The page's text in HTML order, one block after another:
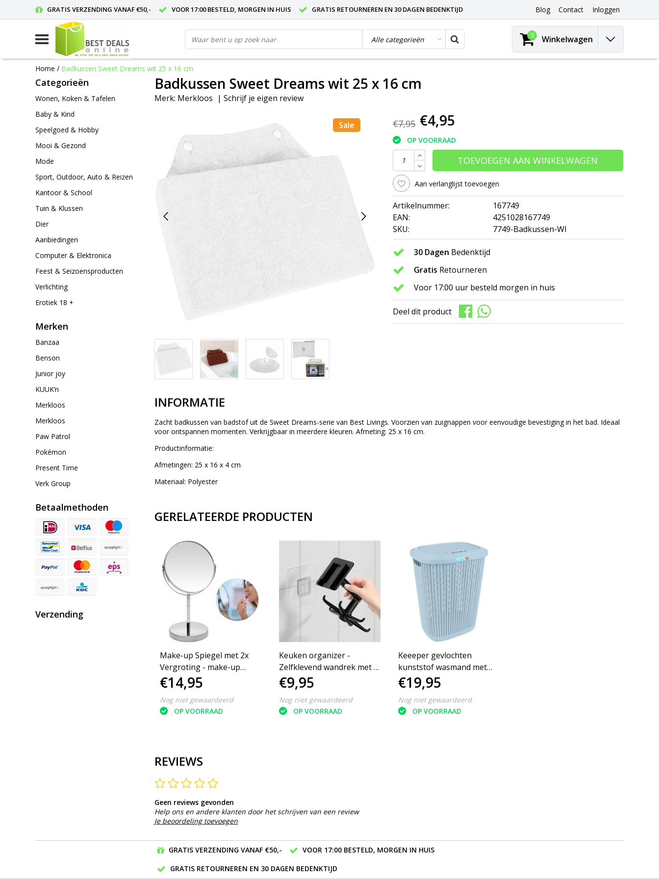
GRATIS VERZENDING VANAF €50,- VOOR 17:00 BESTELD, MORGEN IN HUIS GRATIS RETOURNEREN EN 30 DAGEN BEDENKTIJD Blog Contact Inloggen
0 Winkelwagen
Home / Badkussen Sweet Dreams wit 25 x 16 cm
Categorieën
Wonen, Koken & Tafelen
Baby & Kind
Speelgoed & Hobby
Mooi & Gezond
Mode
Sport, Outdoor, Auto & Reizen
Kantoor & School
Tuin & Klussen
Dier
Aanbiedingen
Computer & Elektronica
Feest & Seizoensproducten
Verlichting
Erotiek 18 +
Merken
Banzaa
Benson
Junior joy
KUUK’n
Merkloos
Merkloos
Paw Patrol
Pokémon
Present Time
Verk Group
Betaalmethoden
Verzending
Badkussen Sweet Dreams wit 25 x 16 cm
Merk: Merkloos | Schrijf je eigen review
Sale €7,95 €4,95
OP VOORRAAD
TOEVOEGEN AAN WINKELWAGEN
Aan verlanglijst toevoegen
Artikelnummer:
167749
EAN:
4251028167749
SKU:
7749-Badkussen-WI
30 Dagen Bedenktijd
Gratis Retourneren
Voor 17:00 uur besteld morgen in huis
Deel dit product
INFORMATIE
Zacht badkussen van badstof uit de Sweet Dreams-serie van Best Livings. Voorzien van zuignappen voor eenvoudige bevestiging in het bad. Ideaal
voor ontspannen momenten. Verkrijgbaar in meerdere kleuren. Afmeting: 25 x 16 cm.
Productinformatie:
Afmetingen: 25 x 16 x 4 cm
Materiaal: Polyester
GERELATEERDE PRODUCTEN
Make-up Spiegel met 2x
Vergroting - make-up
spiegel - 360 Graden
Verstelbare Scheerspiegel -
Ronde Spiegel met Modern
Design - Chroom
€14,95
Nog niet gewaardeerd
OP VOORRAAD
Keuken organizer -
Zelfklevend wandrek met 6
haakjes - Ophangrek haak
-Zwart - Set van 2
€9,95
Nog niet gewaardeerd
OP VOORRAAD
Keeeper gevlochten
kunststof wasmand met
deksel Arne blauw 57 Liter
€19,95
Nog niet gewaardeerd
OP VOORRAAD
REVIEWS
Geen reviews gevonden
Help ons en andere klanten door het schrijven van een review
Je beoordeling toevoegen
GRATIS VERZENDING VANAF €50,-
VOOR 17:00 BESTELD, MORGEN IN HUIS
GRATIS RETOURNEREN EN 30 DAGEN BEDENKTIJD